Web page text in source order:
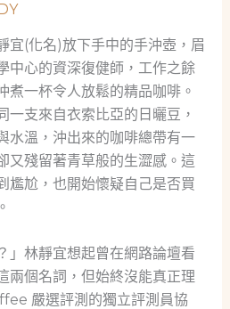
宜(化名)放下手中的手沖壺，眉
中心的資深復健師，工作之餘
煮一杯令人放鬆的精品咖啡。
一支來自衣索比亞的日曬豆，
水溫，沖出來的咖啡總帶有一
又殘留著青草般的生澀感。這
尷尬，也開始懷疑自己是否買
」林靜宜想起曾在網路論壇看
兩個名詞，但始終沒能真正理
嚴選評測的獨立評測員協